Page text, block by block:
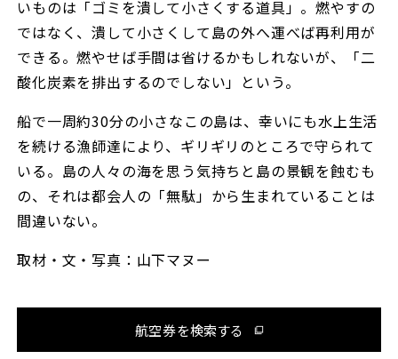
いものは「ゴミを潰して小さくする道具」。燃やすの
ではなく、潰して小さくして島の外へ運べば再利用が
できる。燃やせば手間は省けるかもしれないが、「二
酸化炭素を排出するのでしない」という。
船で一周約30分の小さなこの島は、幸いにも水上生活
を続ける漁師達により、ギリギリのところで守られて
いる。島の人々の海を思う気持ちと島の景観を蝕むも
の、それは都会人の「無駄」から生まれていることは
間違いない。
取材・文・写真：山下マヌー
航空券を検索する